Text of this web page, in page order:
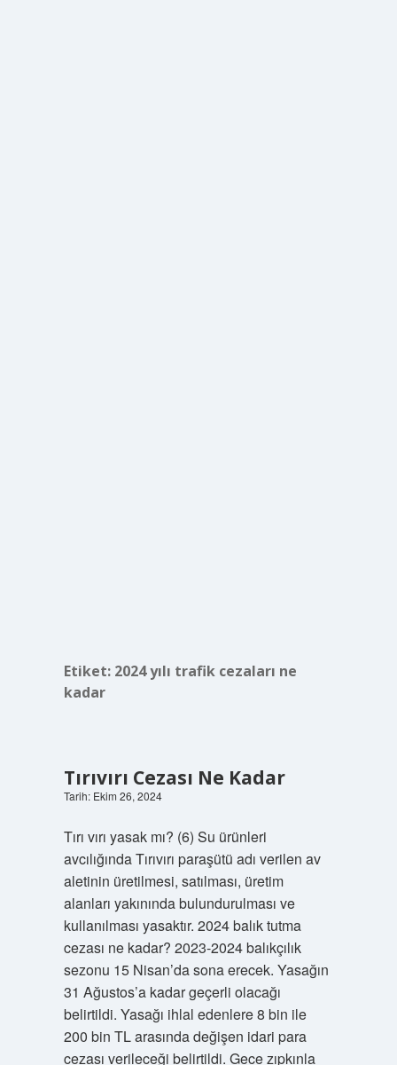
Etiket: 2024 yılı trafik cezaları ne
kadar
Tırıvırı Cezası Ne Kadar
Tarih: Ekim 26, 2024
Tırı vırı yasak mı? (6) Su ürünleri
avcılığında Tırıvırı paraşütü adı verilen av
aletinin üretilmesi, satılması, üretim
alanları yakınında bulundurulması ve
kullanılması yasaktır. 2024 balık tutma
cezası ne kadar? 2023-2024 balıkçılık
sezonu 15 Nisan’da sona erecek. Yasağın
31 Ağustos’a kadar geçerli olacağı
belirtildi. Yasağı ihlal edenlere 8 bin ile
200 bin TL arasında değişen idari para
cezası verileceği belirtildi. Gece zıpkınla